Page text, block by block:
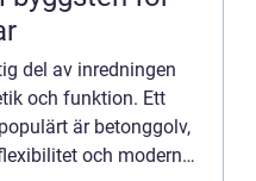
del av inredningen
och funktion. Ett
är betonggolv,
och moderna